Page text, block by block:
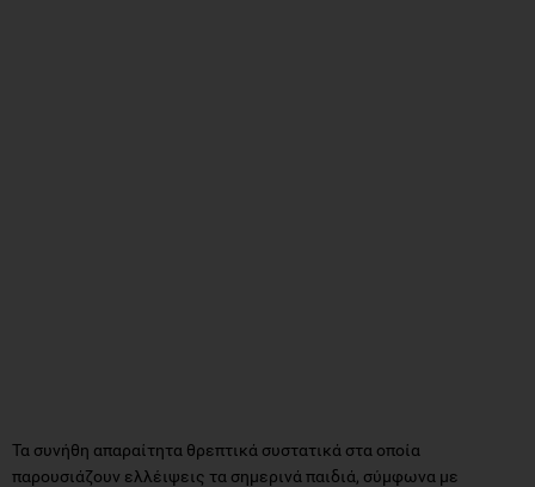
Τα συνήθη απαραίτητα θρεπτικά συστατικά στα οποία
παρουσιάζουν ελλέιψεις τα σημερινά παιδιά, σύμφωνα με